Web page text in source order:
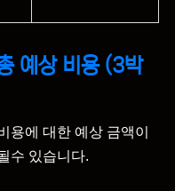
예상 비용 (3박
용에 대한 예상 금액이
수 있습니다.